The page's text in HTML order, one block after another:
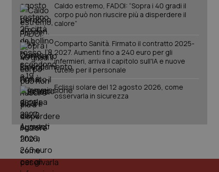
Caldo estremo, FADOI: “Sopra i 40 gradi il
corpo può non riuscire più a disperdere il
calore”
Comparto Sanità. Firmato il contratto 2025-
2027. Aumenti fino a 240 euro per gli
infermieri, arriva il capitolo sull'IA e nuove
tutele per il personale
Eclissi solare del 12 agosto 2026, come
osservarla in sicurezza